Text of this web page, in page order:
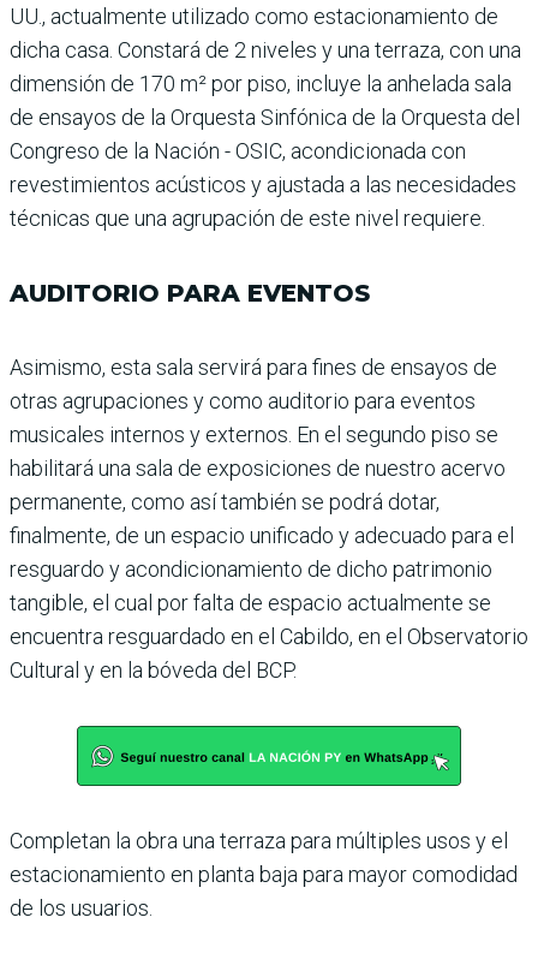
UU., actual­mente utilizado como esta­cionamiento de
dicha casa. Constará de 2 niveles y una terraza, con una
dimensión de 170 m² por piso, incluye la anhelada sala
de ensayos de la Orquesta Sinfónica de la Orquesta del
Congreso de la Nación - OSIC, acondicionada con
revestimientos acústicos y ajustada a las necesidades
técnicas que una agrupación de este nivel requiere.
AUDITORIO PARA EVENTOS
Asimismo, esta sala servirá para fines de ensayos de
otras agrupaciones y como audito­rio para eventos
musicales internos y externos. En el segundo piso se
habilitará una sala de exposiciones de nuestro acervo
permanente, como así también se podrá dotar,
finalmente, de un espa­cio unificado y adecuado para el
resguardo y acondiciona­miento de dicho patrimo­nio
tangible, el cual por falta de espacio actualmente se
encuentra resguardado en el Cabildo, en el Observato­rio
Cultural y en la bóveda del BCP.
Completan la obra una terraza para múltiples usos y el
estacionamiento en planta baja para mayor comodidad
de los usuarios.